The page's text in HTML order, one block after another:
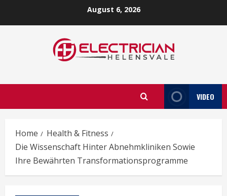
August 6, 2026
VIDEO
Home
Health & Fitness
Die Wissenschaft Hinter Abnehmkliniken Sowie
Ihre Bewährten Transformationsprogramme